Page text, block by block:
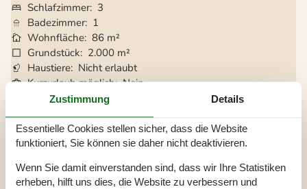
Schlafzimmer 3
Badezimmer 1
Wohnfläche 86 m²
Grundstück
2.000 m²
Haustiere Nicht erlaubt
Kurzurlaub möglich Nein
Entfernung Wasser
Einkaufen 2 km
Sauna Ja
Internet Ja
Kaminofen Ja
Zustimmung Details
Essentielle Cookies stellen sicher, dass die Website
funktioniert, Sie können sie daher nicht deaktivieren.
Wenn Sie damit einverstanden sind, dass wir Ihre Statistiken
erheben, hilft uns dies, die Website zu verbessern und